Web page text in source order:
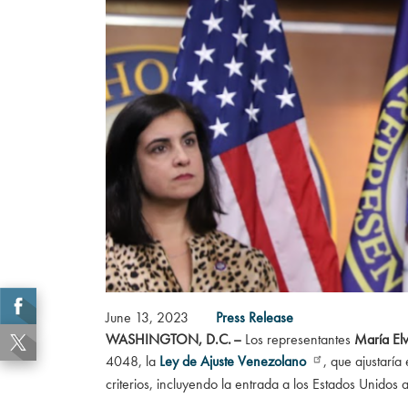
June 13, 2023
Press Release
WASHINGTON, D.C. –Los representantes María
4048, la Ley de Ajuste Venezolano
, que
criterios, incluyendo la entrada a los Estados